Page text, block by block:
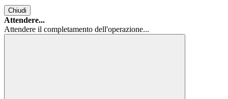
Chiudi
Attendere...
Attendere il completamento dell'operazione...